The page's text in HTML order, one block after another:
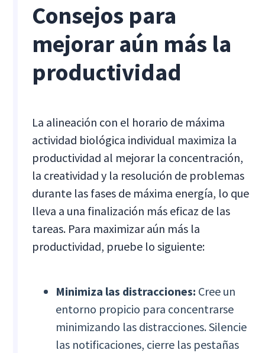
Consejos para
mejorar aún más la
productividad
La alineación con el horario de máxima
actividad biológica individual maximiza la
productividad al mejorar la concentración,
la creatividad y la resolución de problemas
durante las fases de máxima energía, lo que
lleva a una finalización más eficaz de las
tareas. Para maximizar aún más la
productividad, pruebe lo siguiente:
Minimiza las distracciones: Cree un
entorno propicio para concentrarse
minimizando las distracciones. Silencie
las notificaciones, cierre las pestañas